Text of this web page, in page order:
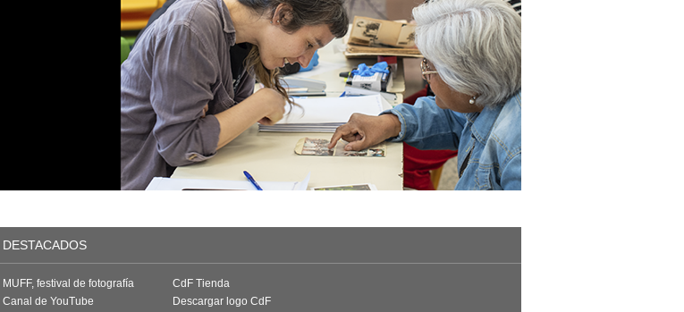
DESTACADOS
MUFF, festival de fotografía
Canal de YouTube
CdF Tienda
Descargar logo CdF